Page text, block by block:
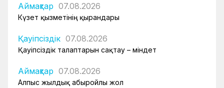
Аймақтар 07.08.2026
Күзет қызметінің қырандары
Қауіпсіздік 07.08.2026
Қауіпсіздік талаптарын сақтау – міндет
Аймақтар 07.08.2026
Алпыс жылдық абыройлы жол